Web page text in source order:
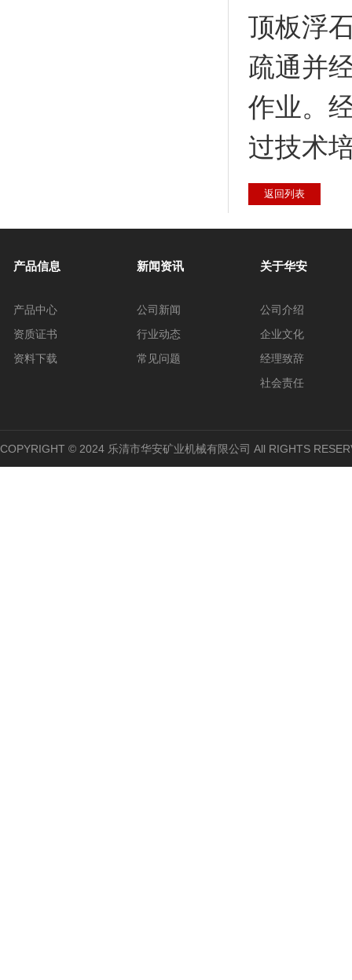
顶板浮
疏通并
作业。
过技术
返回列表
产品信息
产品中心
资质证书
资料下载
新闻资讯
公司新闻
行业动态
常见问题
关于华安
公司介绍
企业文化
经理致辞
社会责任
COPYRIGHT © 2024 乐清市华安矿业机械有限公司 All RIGHTS